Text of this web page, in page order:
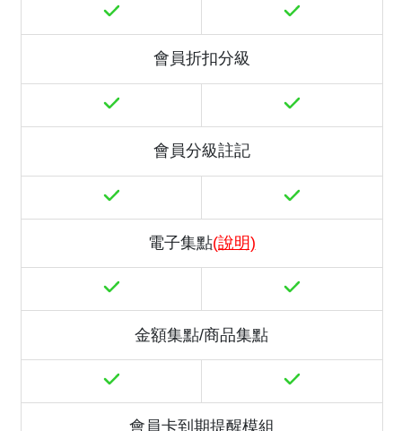
會員折扣分級
會員分級註記
電子集點(說明)
金額集點/商品集點
會員卡到期提醒模組